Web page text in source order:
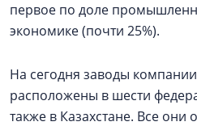
первое по доле
экономике (почти 25%).
На сегодня заводы
расположены в шести
также в Казахстане. Все они